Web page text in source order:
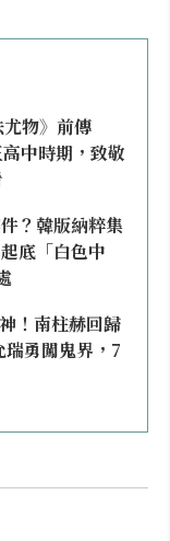
物》前傳
中時期，致敬
？韓版納粹集
底「白色中
！南柱赫回歸
勇闖鬼界，7